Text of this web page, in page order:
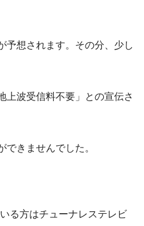
予想されます。その分、少し
上波受信料不要」との宣伝さ
できませんでした。
る方はチューナレステレビ